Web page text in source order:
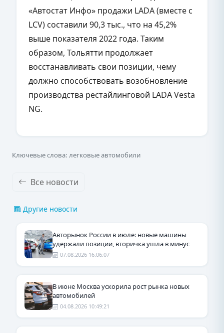
«Автостат Инфо» продажи LADA (вместе с
LCV) составили 90,3 тыс., что на 45,2%
выше показателя 2022 года. Таким
образом, Тольятти продолжает
восстанавливать свои позиции, чему
должно способствовать возобновление
производства рестайлинговой LADA Vesta
NG.
Ключевые слова: легковые автомобили
Все новости
Другие новости
Авторынок России в июле: новые машины
удержали позиции, вторичка ушла в минус
07.08.2026 16:06:07
В июне Москва ускорила рост рынка новых
автомобилей
04.08.2026 10:49:21